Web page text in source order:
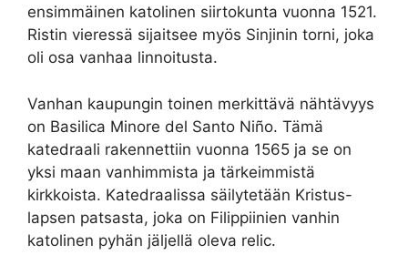
ensimmäinen katolinen siirtokunta vuonna 1521.
Ristin vieressä sijaitsee myös Sinjinin torni, joka
oli osa vanhaa linnoitusta.
Vanhan kaupungin toinen merkittävä nähtävyys
on Basilica Minore del Santo Niño. Tämä
katedraali rakennettiin vuonna 1565 ja se on
yksi maan vanhimmista ja tärkeimmistä
kirkkoista. Katedraalissa säilytetään Kristus-
lapsen patsasta, joka on Filippiinien vanhin
katolinen pyhän jäljellä oleva relic.